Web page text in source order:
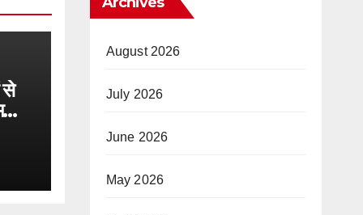
से
August 2026
July 2026
June 2026
May 2026